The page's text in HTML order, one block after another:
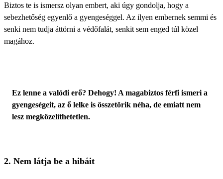
Biztos te is ismersz olyan embert, aki úgy gondolja, hogy a
sebezhetőség egyenlő a gyengeséggel. Az ilyen embernek semmi és
senki nem tudja áttörni a védőfalát, senkit sem enged túl közel
magához.
Ez lenne a valódi erő? Dehogy! A magabiztos férfi ismeri a
gyengeségeit, az ő lelke is összetörik néha, de emiatt nem
lesz megközelíthetetlen.
2. Nem látja be a hibáit